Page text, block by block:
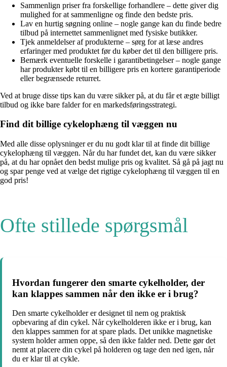
Sammenlign priser fra forskellige forhandlere – dette giver dig
mulighed for at sammenligne og finde den bedste pris.
Lav en hurtig søgning online – nogle gange kan du finde bedre
tilbud på internettet sammenlignet med fysiske butikker.
Tjek anmeldelser af produkterne – sørg for at læse andres
erfaringer med produktet før du køber det til den billigere pris.
Bemærk eventuelle forskelle i garantibetingelser – nogle gange
har produkter købt til en billigere pris en kortere garantiperiode
eller begrænsede returret.
Ved at bruge disse tips kan du være sikker på, at du får et ægte billigt
tilbud og ikke bare falder for en markedsføringsstrategi.
Find dit billige cykelophæng til væggen nu
Med alle disse oplysninger er du nu godt klar til at finde dit billige
cykelophæng til væggen. Når du har fundet det, kan du være sikker
på, at du har opnået den bedst mulige pris og kvalitet. Så gå på jagt nu
og spar penge ved at vælge det rigtige cykelophæng til væggen til en
god pris!
Ofte stillede spørgsmål
Hvordan fungerer den smarte cykelholder, der
kan klappes sammen når den ikke er i brug?
Den smarte cykelholder er designet til nem og praktisk
opbevaring af din cykel. Når cykelholderen ikke er i brug, kan
den klappes sammen for at spare plads. Det unikke magnetiske
system holder armen oppe, så den ikke falder ned. Dette gør det
nemt at placere din cykel på holderen og tage den ned igen, når
du er klar til at cykle.